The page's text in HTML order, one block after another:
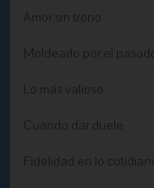
Amor sin trono
Moldeado por el pasado
Lo más valioso
Cuando dar duele
Fidelidad en lo cotidiano